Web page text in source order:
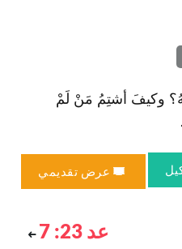
وكيفَ أشتِمُ مَنْ لَمْ
عرض تقديمي
عد 23: 7